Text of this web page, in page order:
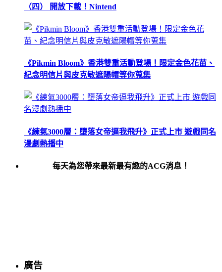
（四） 開放下載！Nintend
《Pikmin Bloom》香港雙重活動登場！限定金色花苗、
紀念明信片與皮克敏遮陽帽等你蒐集
《練氣3000層：墮落女帝逼我飛升》正式上市 遊戲同名
漫劇熱播中
每天為您帶來最新最有趣的ACG消息！
廣告